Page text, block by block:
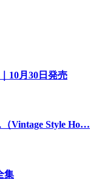
10月30日発売
（Vintage Style Ho…
集